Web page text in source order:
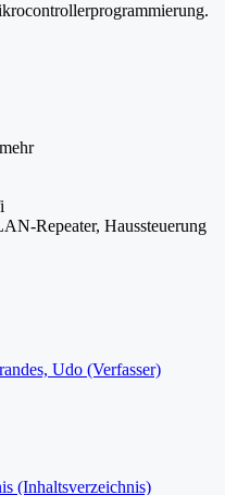
Repeater, Haussteuerung
Udo (Verfasser)
(Inhaltsverzeichnis)